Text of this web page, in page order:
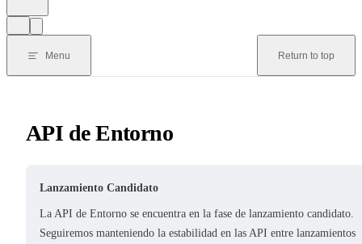
Menu Return to top
API de Entorno
Lanzamiento Candidato
La API de Entorno se encuentra en la fase de lanzamiento candidato.
Seguiremos manteniendo la estabilidad en las API entre lanzamientos